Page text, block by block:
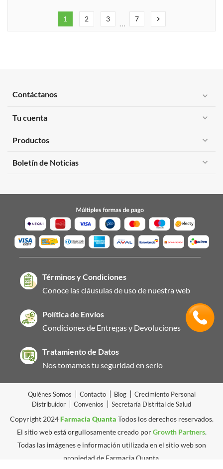
1 2 3 … 7 chevron_right
Contáctanos expand_more
Tu cuenta expand_more
Productos expand_more
Boletín de Noticias expand_more
Términos y Condiciones
Conoce las cláusulas de uso de nuestra web
Política de Envíos
Condiciones de Entregas y Devoluciones
Tratamiento de Datos
Nos tomamos tu seguridad en serio
Quiénes Somos Contacto Blog
Crecimiento Personal
Distribuidor
Convenios Secretaría Distrital de Salud
Copyright 2024Farmacia Quanta Todos los derechos reservados.
El sitio web está orgullosamente creado porGrowth Partners.
Todas las imágenes e información utilizada en el sitio web son
propiedad de Farmacia Quanta.